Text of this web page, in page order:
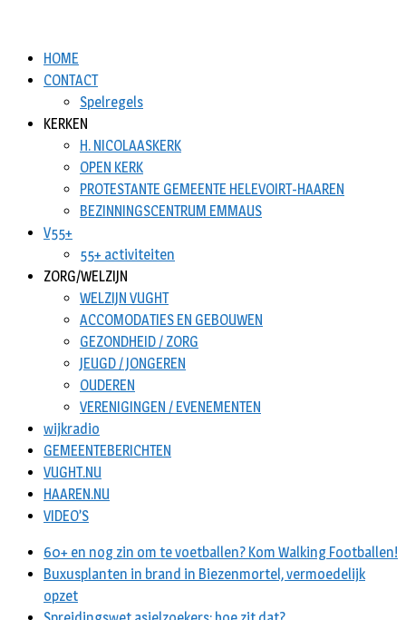
HOME
CONTACT
Spelregels
KERKEN
H. NICOLAASKERK
OPEN KERK
PROTESTANTE GEMEENTE HELEVOIRT-HAAREN
BEZINNINGSCENTRUM EMMAUS
V55+
55+ activiteiten
ZORG/WELZIJN
WELZIJN VUGHT
ACCOMODATIES EN GEBOUWEN
GEZONDHEID / ZORG
JEUGD / JONGEREN
OUDEREN
VERENIGINGEN / EVENEMENTEN
wijkradio
GEMEENTEBERICHTEN
VUGHT.NU
HAAREN.NU
VIDEO’S
60+ en nog zin om te voetballen? Kom Walking Footballen!
Buxusplanten in brand in Biezenmortel, vermoedelijk
opzet